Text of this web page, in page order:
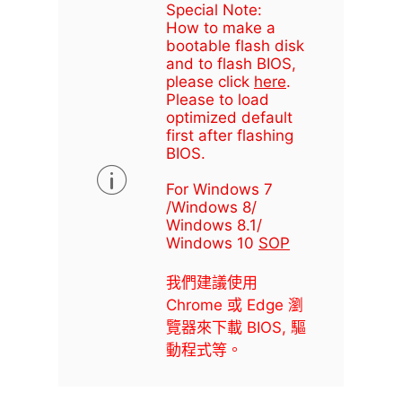
Special Note:
How to make a
bootable flash disk
and to flash BIOS,
please click here.
Please to load
optimized default
first after flashing
BIOS.
For Windows 7
/Windows 8/
Windows 8.1/
Windows 10 SOP
我們建議使用
Chrome 或 Edge 瀏
覽器來下載 BIOS, 驅
動程式等。